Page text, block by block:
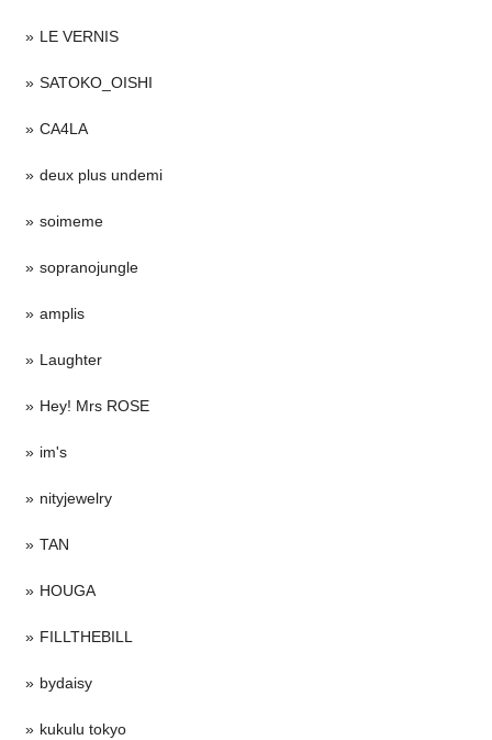
LE VERNIS
SATOKO_OISHI
CA4LA
deux plus undemi
soimeme
sopranojungle
amplis
Laughter
Hey! Mrs ROSE
im's
nityjewelry
TAN
HOUGA
FILLTHEBILL
bydaisy
kukulu tokyo